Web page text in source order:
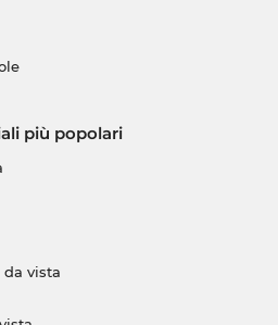
più popolari
da vista